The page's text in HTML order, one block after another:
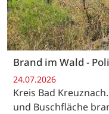
Brand im Wald -
24.07.2026
Kreis Bad
und Buschfläche